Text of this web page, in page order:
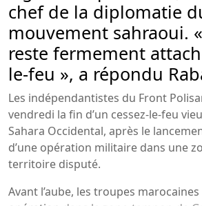
chef de la diplomatie
mouvement sahraoui.
reste fermement
le-feu », a répondu
Les indépendantistes du Front
vendredi la fin d’un cessez-le-feu
Sahara Occidental, après le
d’une opération militaire dans une
territoire disputé.
Avant l’aube, les troupes